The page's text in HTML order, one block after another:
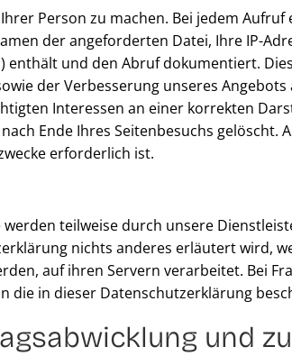
Person zu machen. Bei jedem
der angeforderten Datei, Ihre IP-
und den Abruf dokumentiert.
der Verbesserung unseres
Interessen an einer korrekten
Ende Ihres Seitenbesuchs
erforderlich ist.
teilweise durch unsere
nichts anderes erläutert wird,
auf ihren Servern verarbeitet. Bei
die in dieser Datenschutzerklärung
und